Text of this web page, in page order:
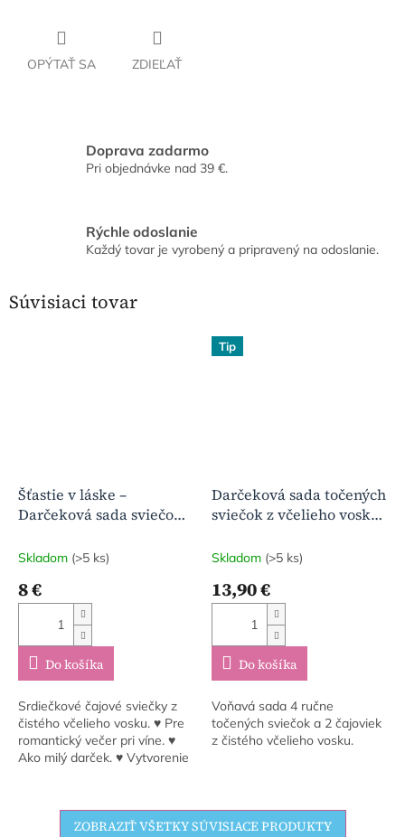
OPÝTAŤ SA ZDIEĽAŤ
Doprava zadarmo
Pri objednávke nad 39 €.
Rýchle odoslanie
Každý tovar je vyrobený a pripravený na odoslanie.
Súvisiaci tovar
Šťastie v láske –
Darčeková sada sviečok z
Skladom (>5 ks)
8 €
Do košíka
Srdiečkové čajové sviečky z
čistého včelieho vosku. ♥ Pre
romantický večer pri víne. ♥
Ako milý darček. ♥ Vytvorenie
Tip
Darčeková sada točených
sviečok z včelieho vosku
medu
Skladom (>5 ks)
13,90 €
Do košíka
Voňavá sada 4 ručne
točených sviečok a 2 čajoviek
z čistého včelieho vosku.
ZOBRAZIŤ VŠETKY SÚVISIACE PRODUKTY